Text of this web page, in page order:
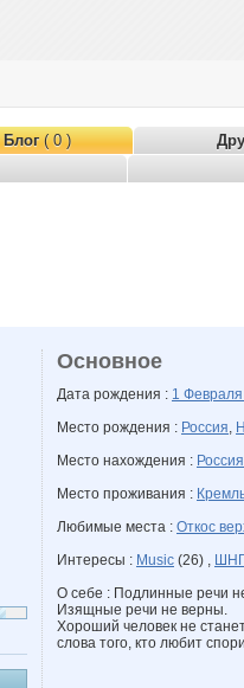
Блог( 0 )
Основное
Дата рождения : 1
Место рождения : Россия,
Место нахождения : Россия
Место проживания :
Любимые места : Откос
Интересы : Music (26) ,
О себе : Подлинные речи
Изящные речи не верны.
Хороший человек не
слова того, кто любит